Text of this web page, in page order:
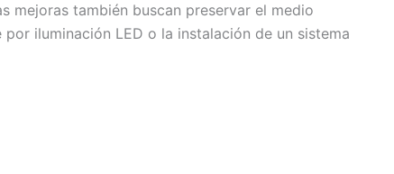
mejoras también buscan preservar el medio
iluminación LED o la instalación de un sistema